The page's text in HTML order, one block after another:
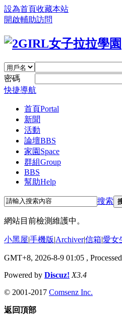
設為首頁收藏本站
開啟輔助訪問
密碼
快捷導航
首頁Portal
新聞
活動
論壇BBS
家園 Space
群組Group
BBS
幫助Help
搜索
網站目前檢測維護中。
小黑屋|手機版|Archiver|信箱|愛女
GMT+8, 2026-8-9 01:05 ,
Powered by Discuz! X3.4
© 2001-2017 Comsenz Inc.
返回頂部